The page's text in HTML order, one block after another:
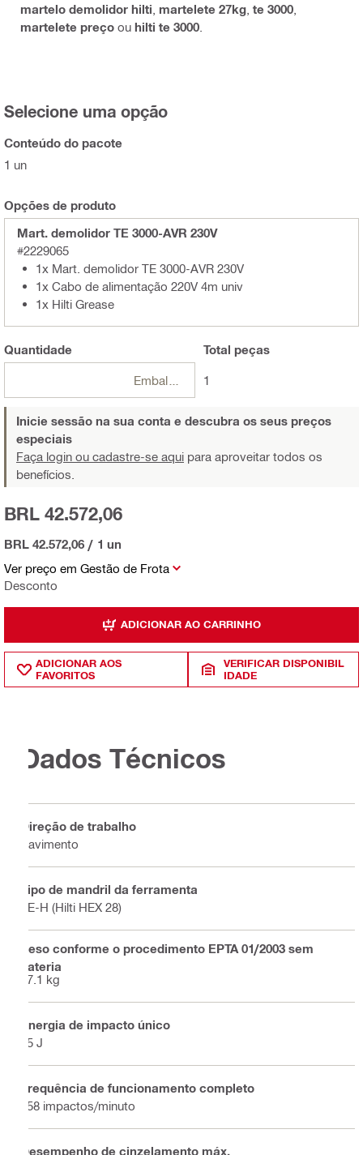
martelo demolidor hilti martelete 27kg te 3000
martelete preço ou hilti te 3000
Selecione uma opção
Conteúdo do pacote
1 un
Opções de produto
Mart. demolidor TE 3000-AVR 230V
#2229065
1x Mart. demolidor TE 3000-AVR 230V
1x Cabo de alimentação 220V 4m univ
1x Hilti Grease
Quantidade
Embalagens
Total peças
1
Inicie sessão na sua conta e descubra os seus preços
especiais
Faça login ou cadastre-se aqui para aproveitar todos os
benefícios.
Ver preço em Gestão de Frota
Desconto
BRL 42.572,06
BRL 42.572,06 / 1 un
ADICIONAR AO CARRINHO
ADICIONAR AOS
FAVORITOS
VERIFICAR DISPONIBIL
IDADE
Dados Técnicos
Direção de trabalho
Pavimento
Tipo de mandril da ferramenta
TE-H (Hilti HEX 28)
Peso conforme o procedimento EPTA 01/2003 sem
bateria
27.1 kg
Energia de impacto único
85 J
Frequência de funcionamento completo
858 impactos/minuto
Desempenho de cinzelamento máx.